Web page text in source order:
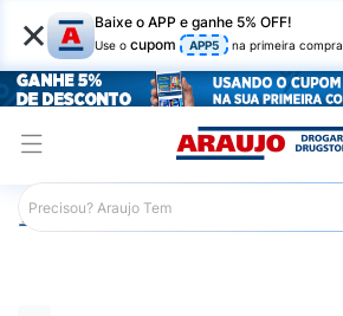
× Baixe o APP e ganhe 5% OFF!
Use o cupom APP5 na primeira compra
Araujo Medicamentos